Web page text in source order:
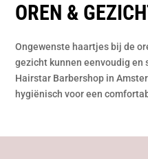
OREN &
Ongewenste haartjes bij de
gezicht kunnen eenvoudig en
Hairstar Barbershop in
hygiënisch voor een